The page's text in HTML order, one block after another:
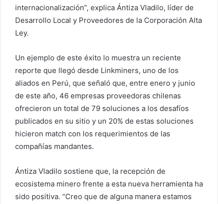
internacionalización”, explica Ántiza Vladilo, líder de
Desarrollo Local y Proveedores de la Corporación Alta
Ley.
Un ejemplo de este éxito lo muestra un reciente
reporte que llegó desde Linkminers, uno de los
aliados en Perú, que señaló que, entre enero y junio
de este año, 46 empresas proveedoras chilenas
ofrecieron un total de 79 soluciones a los desafíos
publicados en su sitio y un 20% de estas soluciones
hicieron match con los requerimientos de las
compañías mandantes.
Ántiza Vladilo sostiene que, la recepción de
ecosistema minero frente a esta nueva herramienta ha
sido positiva. “Creo que de alguna manera estamos